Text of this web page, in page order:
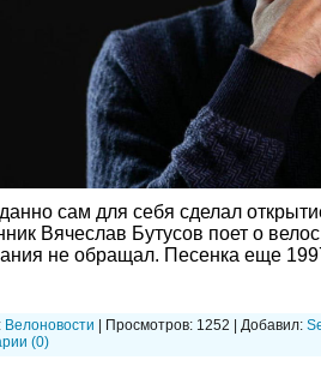
сам для себя сделал
Вячеслав Бутусов поет о
не обращал. Песенка еще
Велоновости | Просмотров: 1252 | Добавил:
(0)